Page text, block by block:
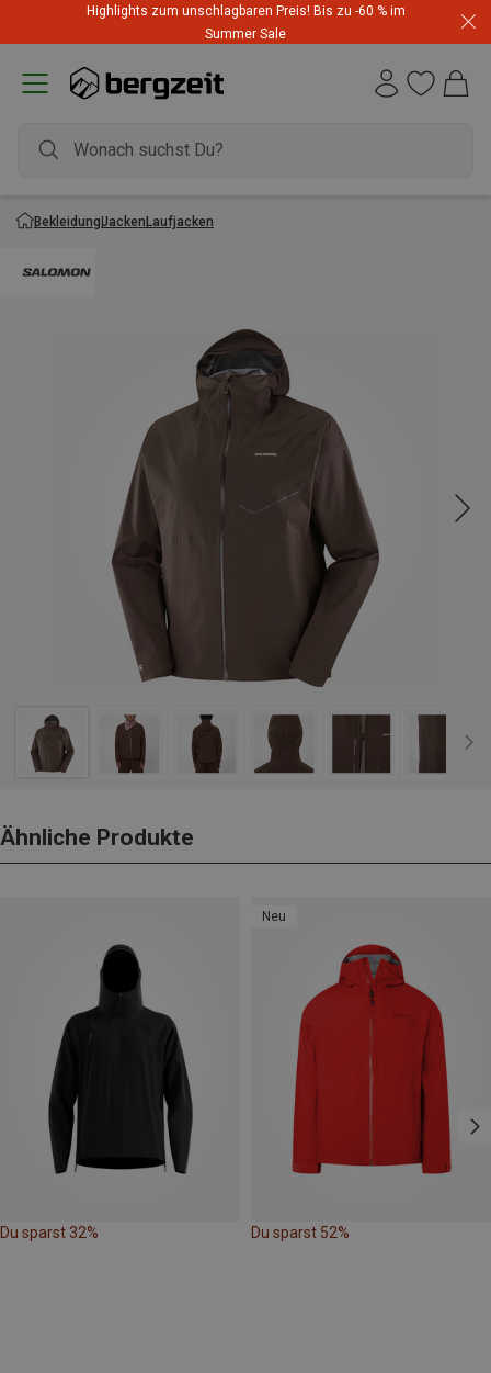
Highlights zum unschlagbaren Preis! Bis zu -60 % im
Summer Sale
BekleidungJackenLaufjacken
Ähnliche Produkte
Du sparst 32%
Neu
Du sparst 52%